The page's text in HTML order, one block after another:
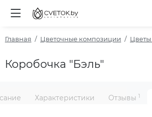
Главная Цветочные композиции Цветы
Коробочка "Бэль"
Характеристики Отзывы 1